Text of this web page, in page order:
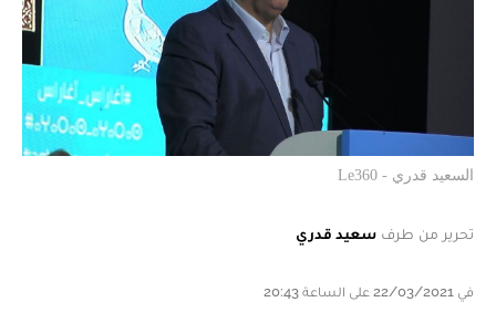
السعيد قدري - Le360
تحرير من طرف سعيد قدري
في 22/03/2021 على الساعة 20:43